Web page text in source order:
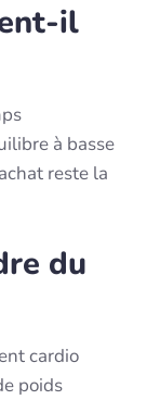
il
à basse
reste la
du
cardio
poids